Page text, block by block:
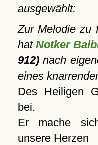
ausgewählt:
Zur Melodie zu
hatNotker
912)nach
eines
Des Heiligen
bei.
Er mache
unsere Herzen